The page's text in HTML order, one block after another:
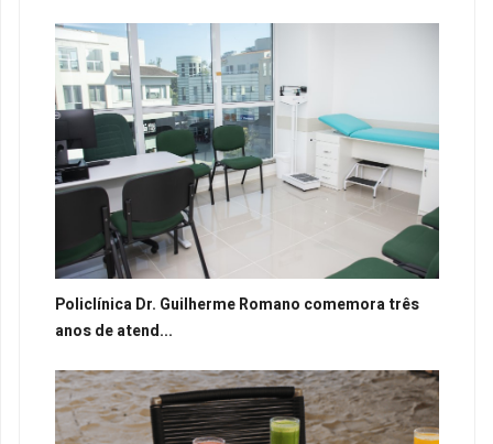
Policlínica Dr. Guilherme Romano comemora três
anos de atend...